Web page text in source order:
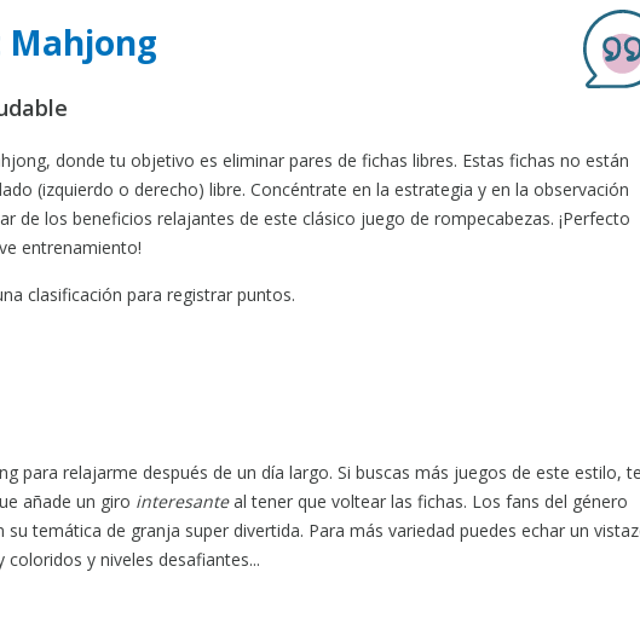
Mahjong
donde tu objetivo es eliminar pares de fichas libres. Estas fichas no están
(izquierdo o derecho) libre. Concéntrate en la estrategia y en la observación
de los beneficios relajantes de este clásico juego de rompecabezas. ¡Perfecto
entrenamiento!
clasificación para registrar puntos.
para relajarme después de un día largo. Si buscas más juegos de este estilo, te
añade un giro interesanteal tener que voltear las fichas. Los fans del género
su temática de granja super divertida. Para más variedad puedes echar un
y niveles desafiantes...